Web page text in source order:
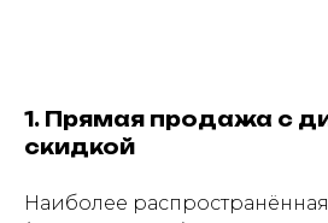
1. Прямая продажа с
скидкой
Наиболее